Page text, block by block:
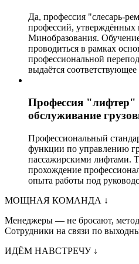
Да, профессия "слесарь-
профессий,
Минобразования.
проводиться в рамках
профессиональной
выдаётся соответствующее
Профессия "лифтер"
обслуживание
Профессиональный
функции по управлению
пассажирскими лифтами.
прохождение
опыта работы под
МОЩНАЯ КОМАНДА ↓
Менеджеры — не бросают,
Сотрудники на связи по
ИДЁМ НАВСТРЕЧУ ↓